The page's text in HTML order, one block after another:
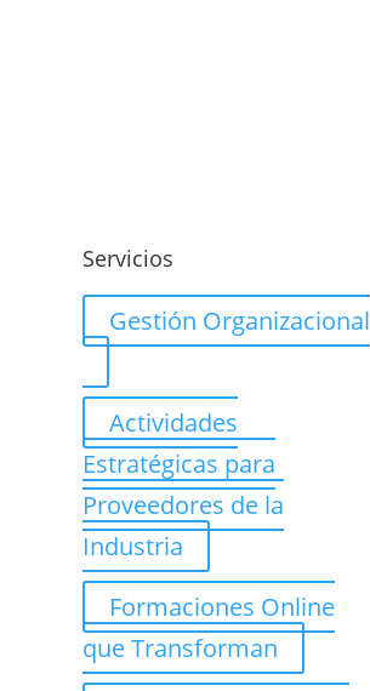
Servicios
Gestión Organizacional
Actividades
Estratégicas para
Proveedores de la
Industria
Formaciones Online
que Transforman